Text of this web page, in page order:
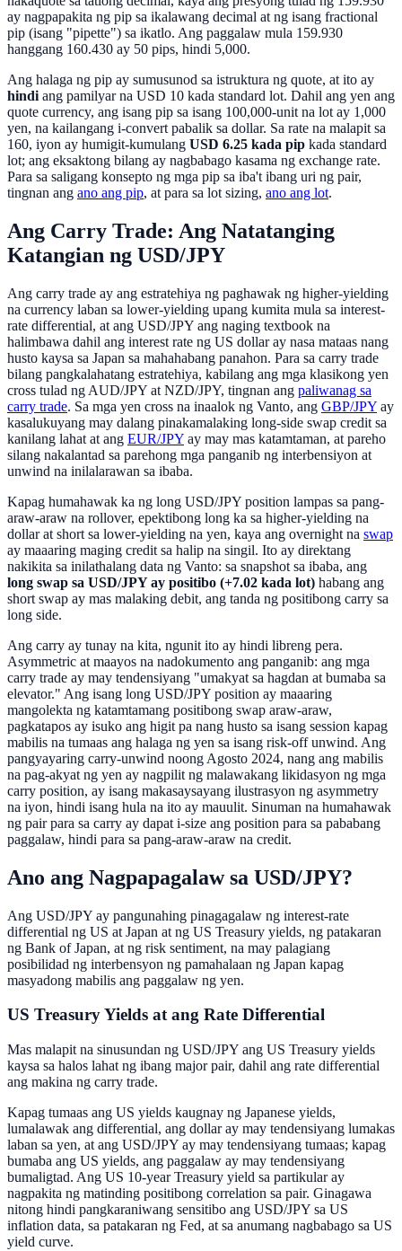
ay nagpapakita ng pip sa ikalawang decimal at ng isang fractional
pip (isang "pipette") sa ikatlo. Ang paggalaw mula 159.930
hanggang 160.430 ay 50 pips, hindi 5,000.
Ang halaga ng pip ay sumusunod sa istruktura ng quote, at ito ay
hindi ang pamilyar na USD 10 kada standard lot. Dahil ang yen ang
quote currency, ang isang pip sa isang 100,000-unit na lot ay 1,000
yen, na kailangang i-convert pabalik sa dollar. Sa rate na malapit sa
160, iyon ay humigit-kumulang USD 6.25 kada pip kada standard
lot; ang eksaktong bilang ay nagbabago kasama ng exchange rate.
Para sa saligang konsepto ng mga pip sa iba't ibang uri ng pair,
tingnan ang ano ang pip, at para sa lot sizing, ano ang lot.
Ang Carry Trade: Ang Natatanging
Katangian ng USD/JPY
Ang carry trade ay ang estratehiya ng paghawak ng higher-yielding
na currency laban sa lower-yielding upang kumita mula sa interest-
rate differential, at ang USD/JPY ang naging textbook na
halimbawa dahil ang interest rate ng US dollar ay nasa mataas nang
husto kaysa sa Japan sa mahahabang panahon. Para sa carry trade
bilang pangkalahatang estratehiya, kabilang ang mga klasikong yen
cross tulad ng AUD/JPY at NZD/JPY, tingnan ang paliwanag sa
carry trade. Sa mga yen cross na inaalok ng Vanto, ang GBP/JPY ay
kasalukuyang may dalang pinakamalaking long-side swap credit sa
kanilang lahat at ang EUR/JPY ay may mas katamtaman, at pareho
silang nakalantad sa parehong mga panganib ng interbensiyon at
unwind na inilalarawan sa ibaba.
Kapag humahawak ka ng long USD/JPY position lampas sa pang-
araw-araw na rollover, epektibong long ka sa higher-yielding na
dollar at short sa lower-yielding na yen, kaya ang overnight na swap
ay maaaring maging credit sa halip na singil. Ito ay direktang
nakikita sa inilathalang data ng Vanto: sa snapshot sa ibaba, ang
long swap sa USD/JPY ay positibo (+7.02 kada lot) habang ang
short swap ay mas malaking debit, ang tanda ng positibong carry sa
long side.
Ang carry ay tunay na kita, ngunit ito ay hindi libreng pera.
Asymmetric at maayos na nadokumento ang panganib: ang mga
carry trade ay may tendensiyang "umakyat sa hagdan at bumaba sa
elevator." Ang isang long USD/JPY position ay maaaring
mangolekta ng katamtamang positibong swap araw-araw,
pagkatapos ay isuko ang higit pa nang husto sa isang session kapag
mabilis na tumaas ang halaga ng yen sa isang risk-off unwind. Ang
pangyayaring carry-unwind noong Agosto 2024, nang ang mabilis
na pag-akyat ng yen ay nagpilit ng malawakang likidasyon ng mga
carry position, ay isang makasaysayang ilustrasyon ng asymmetry
na iyon, hindi isang hula na ito ay mauulit. Sinuman na humahawak
ng pair para sa carry ay dapat i-size ang position para sa pababang
paggalaw, hindi para sa pang-araw-araw na credit.
Ano ang Nagpapagalaw sa USD/JPY?
Ang USD/JPY ay pangunahing pinagagalaw ng interest-rate
differential ng US at Japan at ng US Treasury yields, ng patakaran
ng Bank of Japan, at ng risk sentiment, na may palagiang
posibilidad ng interbensyon ng pamahalaan ng Japan kapag
masyadong mabilis ang paggalaw ng yen.
US Treasury Yields at ang Rate Differential
Mas malapit na sinusundan ng USD/JPY ang US Treasury yields
kaysa sa halos lahat ng ibang major pair, dahil ang rate differential
ang makina ng carry trade.
Kapag tumaas ang US yields kaugnay ng Japanese yields,
lumalawak ang differential, ang dollar ay may tendensiyang lumakas
laban sa yen, at ang USD/JPY ay may tendensiyang tumaas; kapag
bumaba ang US yields, ang paggalaw ay may tendensiyang
bumaligtad. Ang US 10-year Treasury yield sa partikular ay
nagpakita ng matinding positibong correlation sa pair. Ginagawa
nitong hindi pangkaraniwang sensitibo ang USD/JPY sa US
inflation data, sa patakaran ng Fed, at sa anumang nagbabago sa US
yield curve.